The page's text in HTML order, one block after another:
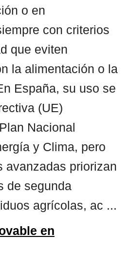
o en
con criterios
que eviten
la alimentación o la
España, su uso se
(UE)
Nacional
y Clima, pero
avanzadas priorizan
de segunda
agrícolas, ac ...
en